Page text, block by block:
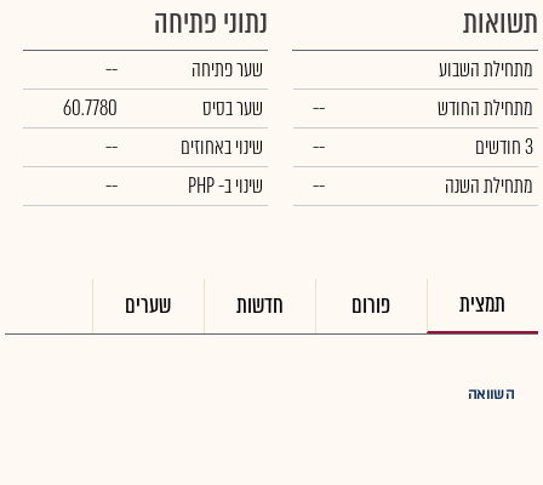
תמצית פורום חדשות שערים
השוואה
תשואות
מתחילת השבוע
מתחילת החודש
--
3 חודשים
--
מתחילת השנה
--
נתוני פתיחה
שער פתיחה
--
שער בסיס
60.7780
שינוי באחוזים
--
שינויב- PHP --